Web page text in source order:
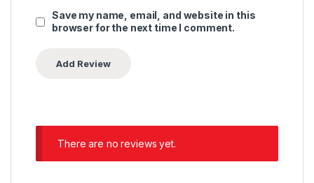
Save my name, email, and website in this
browser for the next time I comment.
There are no reviews yet.